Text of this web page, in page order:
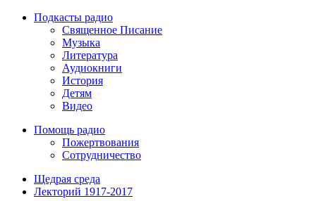
Подкасты радио
Священное Писание
Музыка
Литература
Аудиокниги
История
Детям
Видео
Помощь радио
Пожертвования
Сотрудничество
Щедрая среда
Лекторий 1917-2017